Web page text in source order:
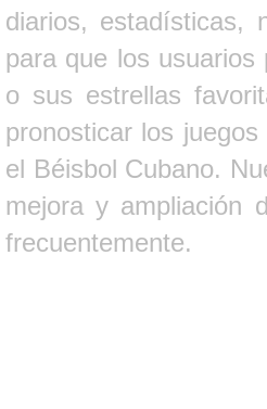
diarios, estadísticas,
para que los
o sus estrellas
pronosticar los
el Béisbol Cubano.
mejora y ampliación
frecuentemente.